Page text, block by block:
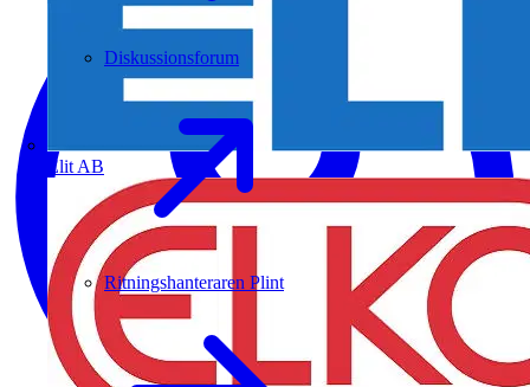
Elit AB
Diskussionsforum
Ritningshanteraren Plint